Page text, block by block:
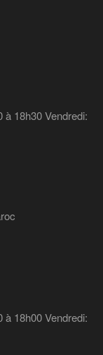
à 18h30 Vendredi:
à 18h00 Vendredi: